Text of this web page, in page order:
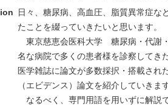
日々、糖尿病、高血圧、脂質異常症な
たことを綴っていきたいと思います。
東京慈恵会医科大学 糖尿病・代謝
名な病院で多くの患者様を診察してき
医学雑誌に論文が多数採択・搭載され
（エビデンス）論文を紹介していきます
なるべく、専門用語を用いずに解説